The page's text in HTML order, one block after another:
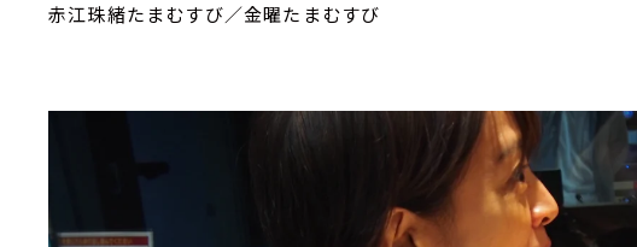
赤江珠緒たまむすび／金曜たまむすび